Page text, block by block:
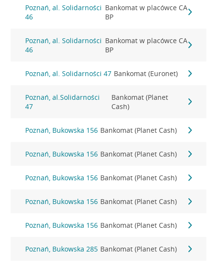
Poznań, al. Solidarności
46
Bankomat w placówce CA
BP
Poznań, al. Solidarności
46
Bankomat w placówce CA
BP
Poznań, al. Solidarności 47 Bankomat (Euronet)
Poznań, al.Solidarności
47
Bankomat (Planet
Cash)
Poznań, Bukowska 156 Bankomat (Planet Cash)
Poznań, Bukowska 156 Bankomat (Planet Cash)
Poznań, Bukowska 156 Bankomat (Planet Cash)
Poznań, Bukowska 156 Bankomat (Planet Cash)
Poznań, Bukowska 156 Bankomat (Planet Cash)
Poznań, Bukowska 285 Bankomat (Planet Cash)